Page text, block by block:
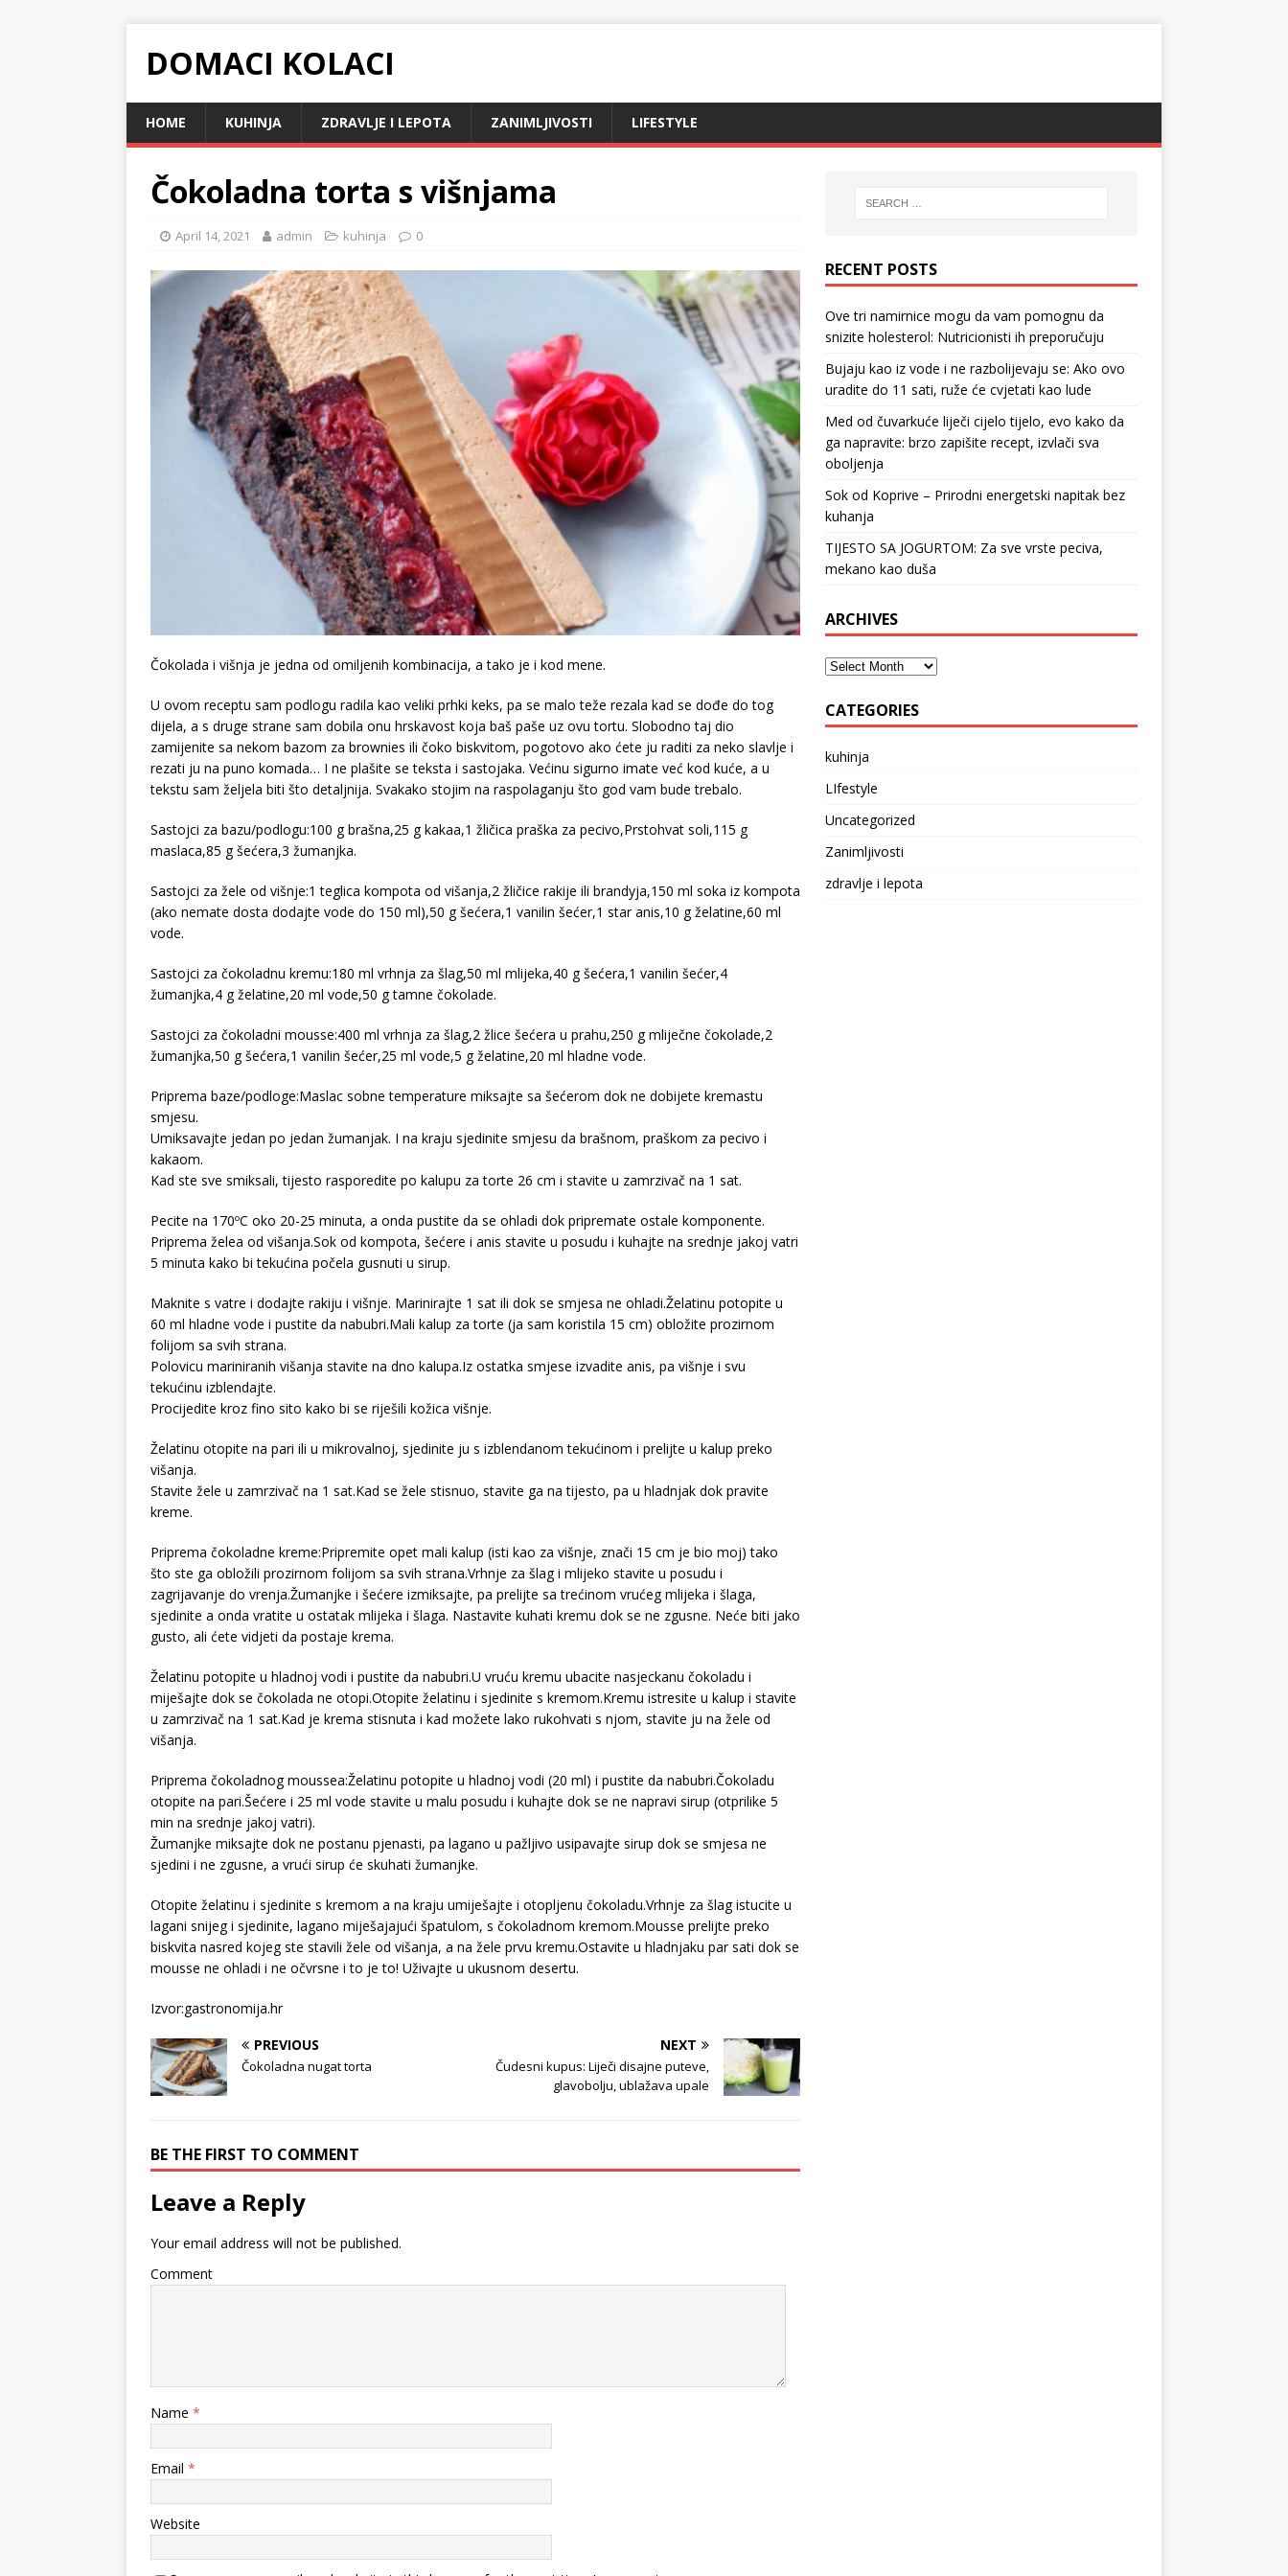
DOMACI KOLACI
HOME KUHINJA ZDRAVLJE I LEPOTA ZANIMLJIVOSTI LIFESTYLE
Čokoladna torta s višnjama
April 14, 2021 admin kuhinja 0
Čokolada i višnja je jedna od omiljenih kombinacija, a tako je i kod mene.
U ovom receptu sam podlogu radila kao veliki prhki keks, pa se malo teže rezala kad se dođe do tog
dijela, a s druge strane sam dobila onu hrskavost koja baš paše uz ovu tortu. Slobodno taj dio
zamijenite sa nekom bazom za brownies ili čoko biskvitom, pogotovo ako ćete ju raditi za neko slavlje i
rezati ju na puno komada… I ne plašite se teksta i sastojaka. Većinu sigurno imate već kod kuće, a u
tekstu sam željela biti što detaljnija. Svakako stojim na raspolaganju što god vam bude trebalo.
Sastojci za bazu/podlogu:100 g brašna,25 g kakaa,1 žličica praška za pecivo,Prstohvat soli,115 g
maslaca,85 g šećera,3 žumanjka.
Sastojci za žele od višnje:1 teglica kompota od višanja,2 žličice rakije ili brandyja,150 ml soka iz kompota
(ako nemate dosta dodajte vode do 150 ml),50 g šećera,1 vanilin šećer,1 star anis,10 g želatine,60 ml
vode.
Sastojci za čokoladnu kremu:180 ml vrhnja za šlag,50 ml mlijeka,40 g šećera,1 vanilin šećer,4
žumanjka,4 g želatine,20 ml vode,50 g tamne čokolade.
Sastojci za čokoladni mousse:400 ml vrhnja za šlag,2 žlice šećera u prahu,250 g mliječne čokolade,2
žumanjka,50 g šećera,1 vanilin šećer,25 ml vode,5 g želatine,20 ml hladne vode.
Priprema baze/podloge:Maslac sobne temperature miksajte sa šećerom dok ne dobijete kremastu
smjesu.
Umiksavajte jedan po jedan žumanjak. I na kraju sjedinite smjesu da brašnom, praškom za pecivo i
kakaom.
Kad ste sve smiksali, tijesto rasporedite po kalupu za torte 26 cm i stavite u zamrzivač na 1 sat.
Pecite na 170ºC oko 20-25 minuta, a onda pustite da se ohladi dok pripremate ostale komponente.
Priprema želea od višanja.Sok od kompota, šećere i anis stavite u posudu i kuhajte na srednje jakoj vatri
5 minuta kako bi tekućina počela gusnuti u sirup.
Maknite s vatre i dodajte rakiju i višnje. Marinirajte 1 sat ili dok se smjesa ne ohladi.Želatinu potopite u
60 ml hladne vode i pustite da nabubri.Mali kalup za torte (ja sam koristila 15 cm) obložite prozirnom
folijom sa svih strana.
Polovicu mariniranih višanja stavite na dno kalupa.Iz ostatka smjese izvadite anis, pa višnje i svu
tekućinu izblendajte.
Procijedite kroz fino sito kako bi se riješili kožica višnje.
Želatinu otopite na pari ili u mikrovalnoj, sjedinite ju s izblendanom tekućinom i prelijte u kalup preko
višanja.
Stavite žele u zamrzivač na 1 sat.Kad se žele stisnuo, stavite ga na tijesto, pa u hladnjak dok pravite
kreme.
Priprema čokoladne kreme:Pripremite opet mali kalup (isti kao za višnje, znači 15 cm je bio moj) tako
što ste ga obložili prozirnom folijom sa svih strana.Vrhnje za šlag i mlijeko stavite u posudu i
zagrijavanje do vrenja.Žumanjke i šećere izmiksajte, pa prelijte sa trećinom vrućeg mlijeka i šlaga,
sjedinite a onda vratite u ostatak mlijeka i šlaga. Nastavite kuhati kremu dok se ne zgusne. Neće biti jako
gusto, ali ćete vidjeti da postaje krema.
Želatinu potopite u hladnoj vodi i pustite da nabubri.U vruću kremu ubacite nasjeckanu čokoladu i
miješajte dok se čokolada ne otopi.Otopite želatinu i sjedinite s kremom.Kremu istresite u kalup i stavite
u zamrzivač na 1 sat.Kad je krema stisnuta i kad možete lako rukohvati s njom, stavite ju na žele od
višanja.
Priprema čokoladnog moussea:Želatinu potopite u hladnoj vodi (20 ml) i pustite da nabubri.Čokoladu
otopite na pari.Šećere i 25 ml vode stavite u malu posudu i kuhajte dok se ne napravi sirup (otprilike 5
min na srednje jakoj vatri).
Žumanjke miksajte dok ne postanu pjenasti, pa lagano u pažljivo usipavajte sirup dok se smjesa ne
sjedini i ne zgusne, a vrući sirup će skuhati žumanjke.
Otopite želatinu i sjedinite s kremom a na kraju umiješajte i otopljenu čokoladu.Vrhnje za šlag istucite u
lagani snijeg i sjedinite, lagano miješajajući špatulom, s čokoladnom kremom.Mousse prelijte preko
biskvita nasred kojeg ste stavili žele od višanja, a na žele prvu kremu.Ostavite u hladnjaku par sati dok se
mousse ne ohladi i ne očvrsne i to je to! Uživajte u ukusnom desertu.
Izvor:gastronomija.hr
PREVIOUS
Čokoladna nugat torta
NEXT
Čudesni kupus: Liječi disajne puteve,
glavobolju, ublažava upale
BE THE FIRST TO COMMENT
Leave a Reply
Your email address will not be published.
Comment
Name *
Email *
Website
RECENT POSTS
Ove tri namirnice mogu da vam pomognu da
snizite holesterol: Nutricionisti ih preporučuju
Bujaju kao iz vode i ne razbolijevaju se: Ako ovo
uradite do 11 sati, ruže će cvjetati kao lude
Med od čuvarkuće liječi cijelo tijelo, evo kako da
ga napravite: brzo zapišite recept, izvlači sva
oboljenja
Sok od Koprive – Prirodni energetski napitak bez
kuhanja
TIJESTO SA JOGURTOM: Za sve vrste peciva,
mekano kao duša
ARCHIVES
CATEGORIES
kuhinja
LIfestyle
Uncategorized
Zanimljivosti
zdravlje i lepota